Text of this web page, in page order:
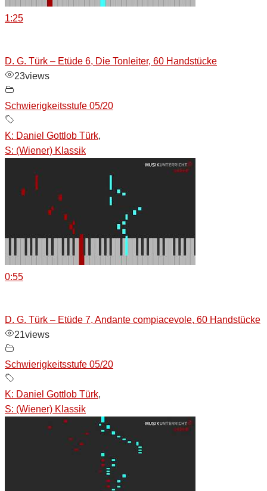
1:25
D. G. Türk – Etüde 6, Die Tonleiter, 60 Handstücke
23views
Schwierigkeitsstufe 05/20
K: Daniel Gottlob Türk,
S: (Wiener) Klassik
0:55
D. G. Türk – Etüde 7, Andante compiacevole, 60 Handstücke
21views
Schwierigkeitsstufe 05/20
K: Daniel Gottlob Türk,
S: (Wiener) Klassik